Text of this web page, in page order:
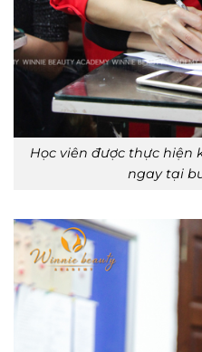
Học viên được thực hiện
ngay tại